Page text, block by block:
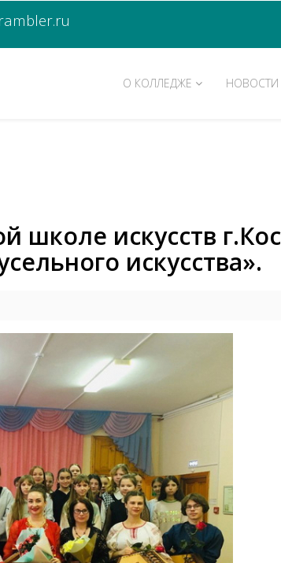
О КОЛЛЕДЖЕ НОВОСТИ
школе искусств
искусства».